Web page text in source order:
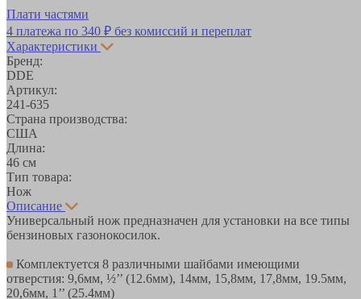
Плати частями
4 платежа по 340 ₽ без комиссий и переплат
Характеристики
Бренд:
DDE
Артикул:
241-635
Страна производства:
США
Длина:
46 см
Тип товара:
Нож
Описание
Универсальный нож предназначен для установки на все типы
бензиновых газонокосилок.
Комплектуется 8 различными шайбами имеющими
отверстия: 9,6мм, ½’’ (12.6мм), 14мм, 15,8мм, 17,8мм, 19.5мм,
20,6мм, 1’’ (25.4мм)